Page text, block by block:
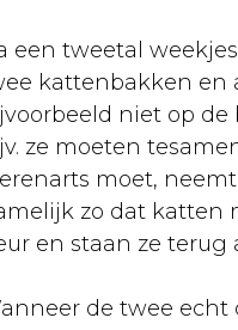
een tweetal
kattenbakken en
niet op
ze moeten
moet,
zo dat katten
en staan ze terug
de twee echt